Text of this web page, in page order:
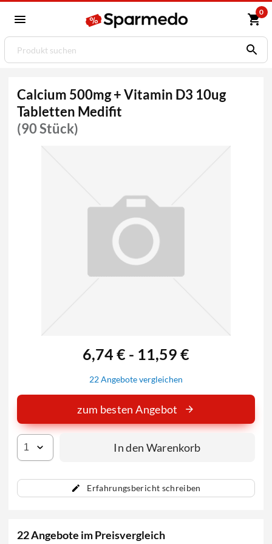
0
Calcium 500mg + Vitamin D3 10ug
Tabletten Medifit
(90 Stück)
Erfahrungsbericht schreiben
6,74 € - 11,59 €
22 Angebote vergleichen
zum besten Angebot
In den Warenkorb
22 Angebote im Preisvergleich